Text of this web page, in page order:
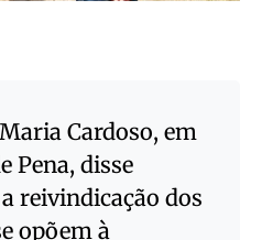
Cardoso, em
Pena, disse
reivindicação dos
opõem à